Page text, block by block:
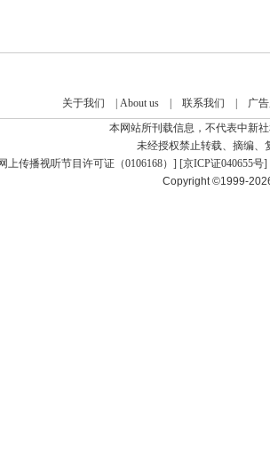
关于我们 About us| 联系我们
广
本网站所刊载信息，不代表中新
未经授权禁止转载、摘编、
上传播视听节目许可证（0106168） ] [京ICP证040655号]
Copyright ©1999-